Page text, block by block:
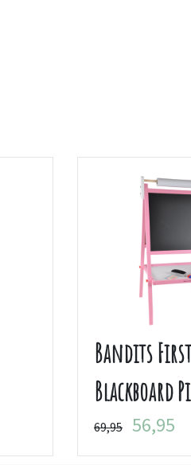
Bandits First
Blackboard
69,95 56,95